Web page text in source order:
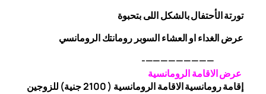
تورتة الأحتفال بالشكل اللى بتحبوة
عرض الغداء او العشاء السوبر رومانتك الرومانسي
—————————-
عرض الاقامة الرومانسية
إقامة رومانسية الاقامة الرومانسية ( 2100 جنية) للزوجين